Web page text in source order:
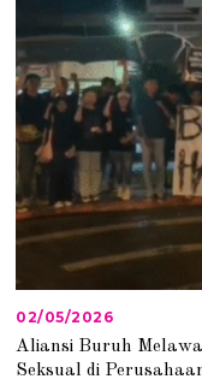
2
6
02/05/2026
2
/
0
Aliansi Buruh
Seksual di